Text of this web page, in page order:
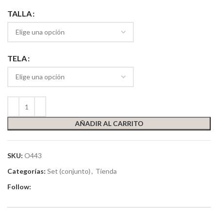
TALLA
TELA
AÑADIR AL CARRITO
SKU: O443
Categorías: Set (conjunto), Tienda
Follow: